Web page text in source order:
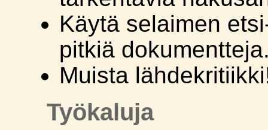
Käytä selaimen
pitkiä
Muista
Työkaluja